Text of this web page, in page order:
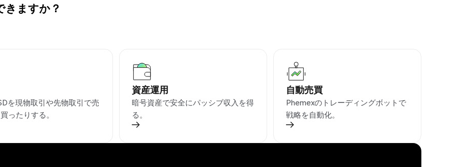
きますか？
を現物取引や先物取引で売
ったりする。
資産運用
暗号資産で安全にパッシブ収入を得
る。
自動売買
Phemexのトレーディングボットで
戦略を自動化。